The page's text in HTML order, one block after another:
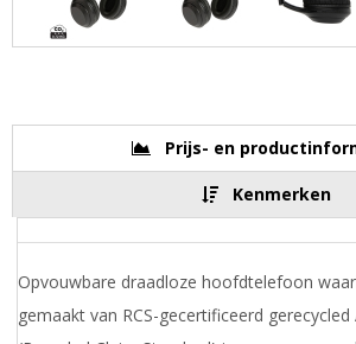
Prijs- en
Kenmerken
Opvouwbare draadloze hoofdtelefoon
gemaakt van RCS-gecertificeerd gerecycled